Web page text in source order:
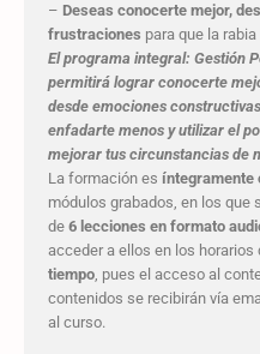
– Deseas conocerte mejor,
frustraciones para que la
El programa integral: Gestión
permitirá lograr conocerte
desde emociones
enfadarte menos y utilizar el
mejorar tus circunstancias de
La formación es íntegramente
módulos grabados, en los que
de 6 lecciones en formato
acceder a ellos en los horarios
tiempo, pues el acceso al
contenidos se recibirán vía
al curso.